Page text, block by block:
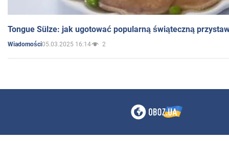
Tongue Sülze: jak ugotować popularną świąteczną
Wiadomości05.03.2025 16:14 2